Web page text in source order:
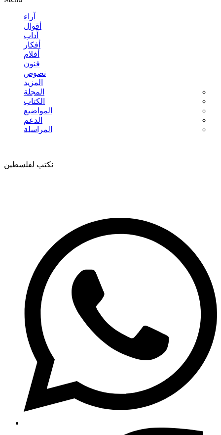
آراء
أقوال
آداب
أفكار
أفلام
فنون
نصوص
المزيد
المجلة
الكتاب
المواضيع
الدعم
المراسلة
نكتب لفلسطين